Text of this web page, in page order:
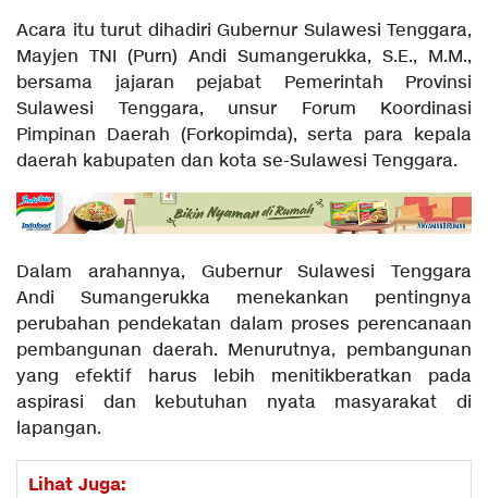
Acara itu turut dihadiri Gubernur Sulawesi Tenggara,
Mayjen TNI (Purn) Andi Sumangerukka, S.E., M.M.,
bersama jajaran pejabat Pemerintah Provinsi
Sulawesi Tenggara, unsur Forum Koordinasi
Pimpinan Daerah (Forkopimda), serta para kepala
daerah kabupaten dan kota se-Sulawesi Tenggara.
Dalam arahannya, Gubernur Sulawesi Tenggara
Andi Sumangerukka menekankan pentingnya
perubahan pendekatan dalam proses perencanaan
pembangunan daerah. Menurutnya, pembangunan
yang efektif harus lebih menitikberatkan pada
aspirasi dan kebutuhan nyata masyarakat di
lapangan.
Lihat Juga: